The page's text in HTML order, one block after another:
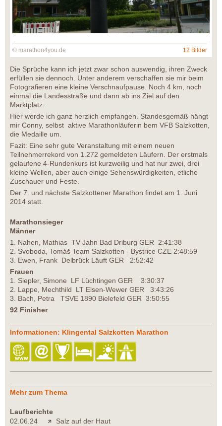
© marathon4you.de 12 Bilder
Die Sprüche kann ich jetzt zwar schon auswendig, ihren Zweck
erfüllen sie dennoch. Unter anderem verschaffen sie mir beim
Fotografieren eine kleine Verschnaufpause. Noch 4 km, noch
einmal die Landesstraße und dann ab ins Ziel auf den
Marktplatz.
Hier werde ich ganz herzlich empfangen. Standesgemäß hängt
mir Conny, selbst aktive Marathonläuferin bem VFB Salzkotten,
die Medaille um.
Fazit: Eine sehr gute Veranstaltung mit einem neuen
Teilnehmerrekord von 1.272 gemeldeten Läufern. Der erstmals
gelaufene 4-Rundenkurs ist kurzweilig und hat nur zwei, drei
kleine Wellen, aber auch einige Sehenswürdigkeiten, etliche
Zuschauer und Feste.
Der 7. und nächste Salzkottener Marathon findet am 1. Juni
2014 statt.
Marathonsieger
Männer
1. Nahen, Mathias TV Jahn Bad Driburg GER 2:41:38
2. Svoboda, Tomáš Team Salzkotten - Bystrice CZE 2:48:59
3. Ewen, Frank Delbrück Läuft GER 2:52:42
Frauen
1. Siepler, Simone LF Lüchtingen GER 3:30:37
2. Lappe, Mechthild LT Elsen-Wewer GER 3:43:26
3. Bach, Petra TSVE 1890 Bielefeld GER 3:50:55
92 Finisher
Informationen: Klingental Salzkotten Marathon
Mehr zum Thema
Laufberichte
02.06.24
Salz auf der Haut